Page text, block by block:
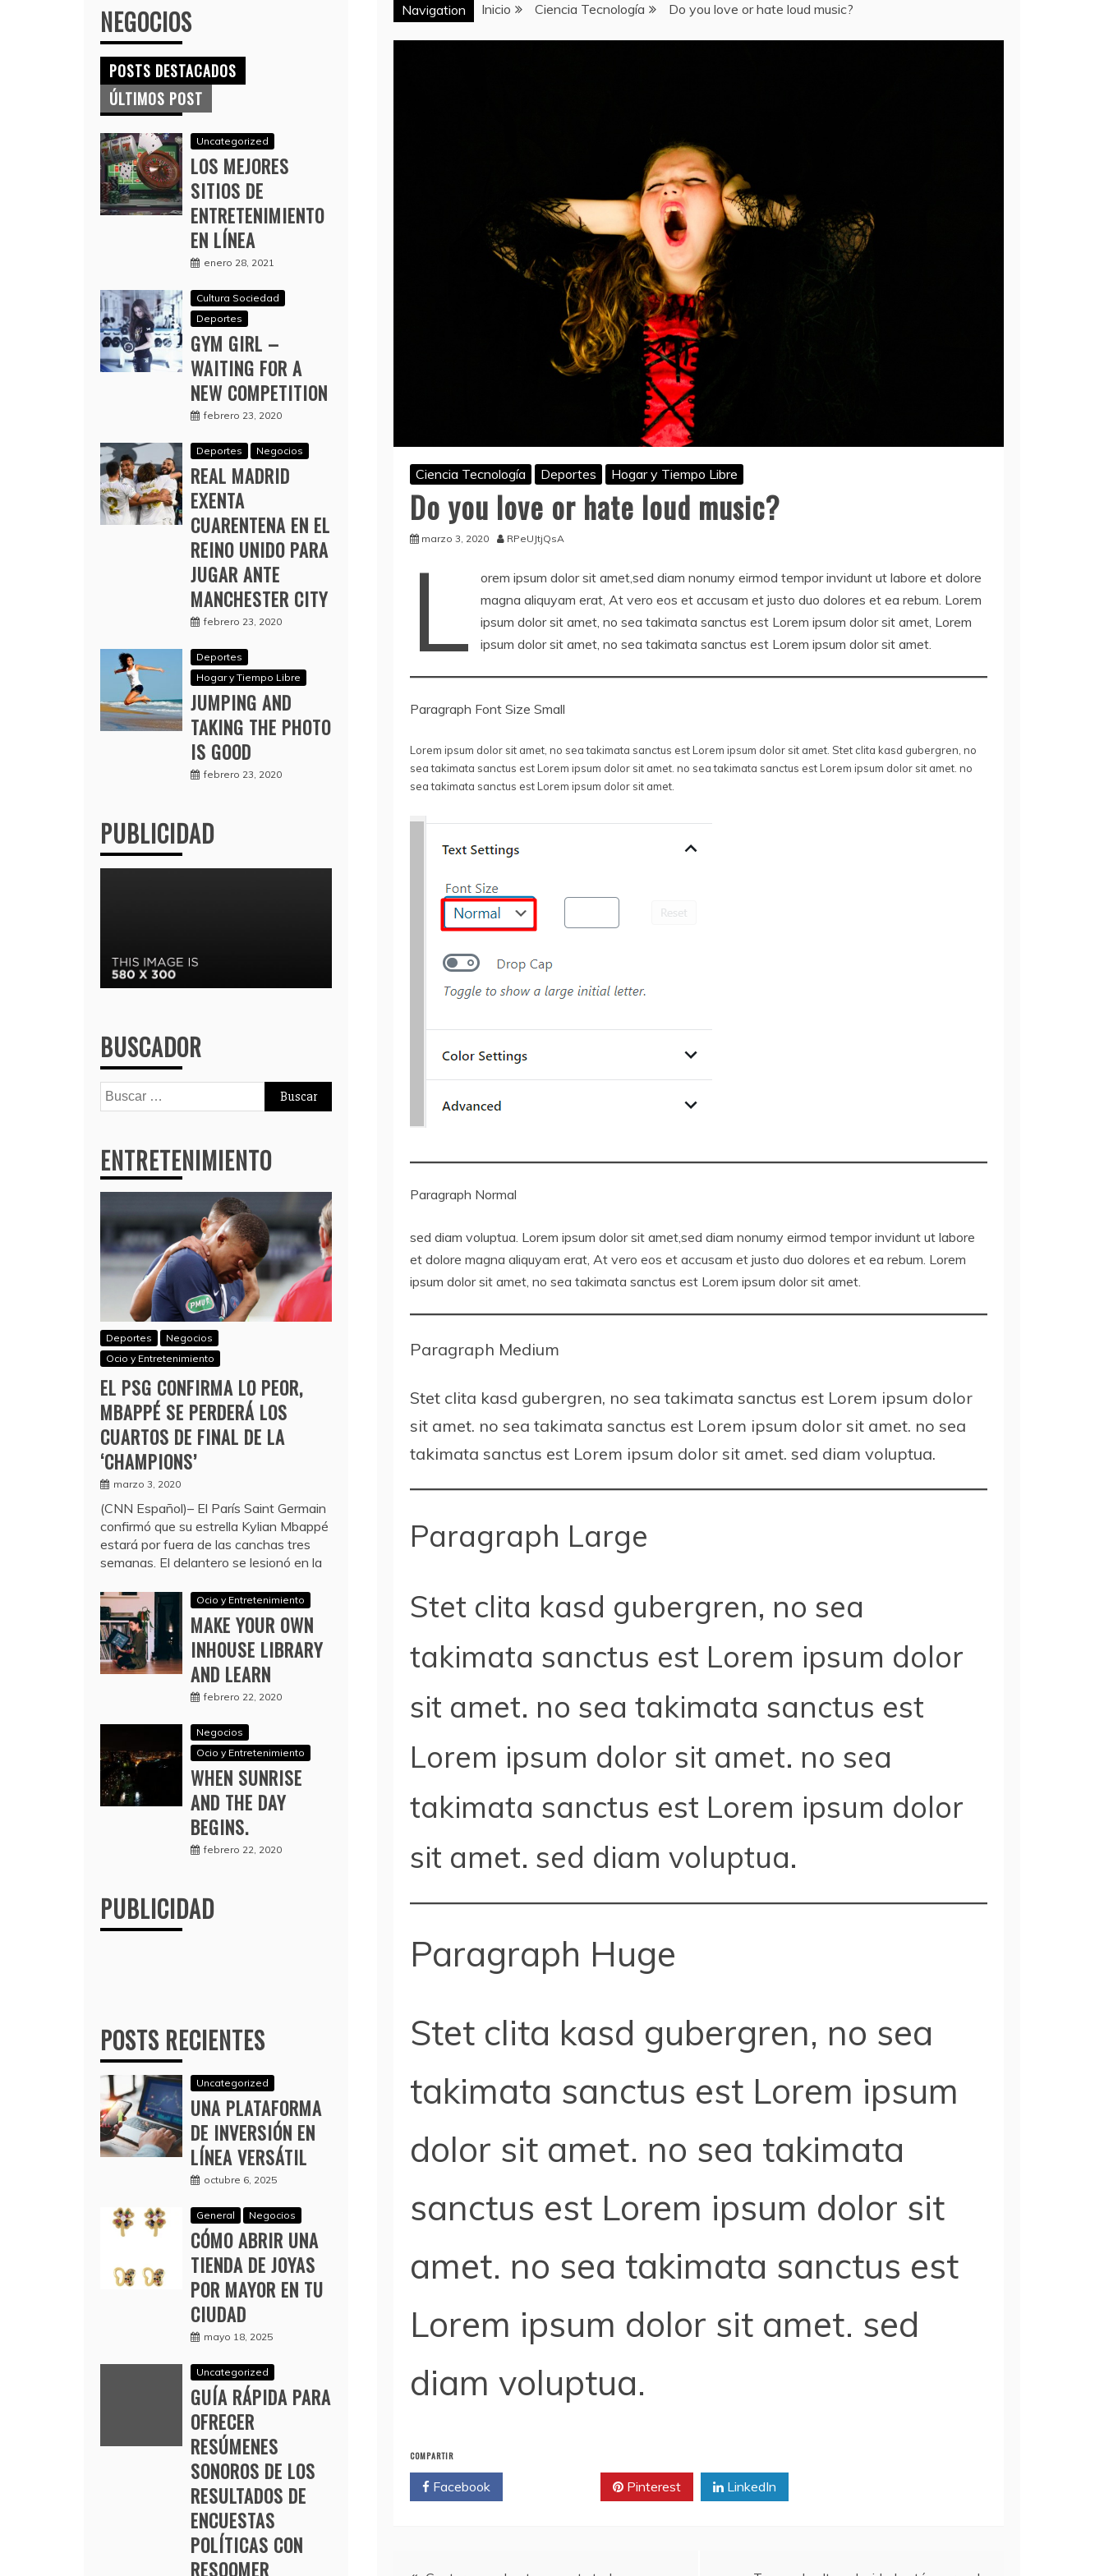
Navigation Inicio Ciencia Tecnología Do you love or hate loud music?
Ciencia Tecnología Deportes Hogar y Tiempo Libre
Do you love or hate loud music?
marzo 3, 2020 RPeUJtjQsA
L
orem ipsum dolor sit amet,sed diam nonumy eirmod tempor invidunt ut labore et dolore
magna aliquyam erat, At vero eos et accusam et justo duo dolores et ea rebum. Lorem
ipsum dolor sit amet, no sea takimata sanctus est Lorem ipsum dolor sit amet, Lorem
ipsum dolor sit amet, no sea takimata sanctus est Lorem ipsum dolor sit amet.
Paragraph Font Size Small
Lorem ipsum dolor sit amet, no sea takimata sanctus est Lorem ipsum dolor sit amet. Stet clita kasd gubergren, no
sea takimata sanctus est Lorem ipsum dolor sit amet. no sea takimata sanctus est Lorem ipsum dolor sit amet. no
sea takimata sanctus est Lorem ipsum dolor sit amet.
Paragraph Normal
sed diam voluptua. Lorem ipsum dolor sit amet,sed diam nonumy eirmod tempor invidunt ut labore
et dolore magna aliquyam erat, At vero eos et accusam et justo duo dolores et ea rebum. Lorem
ipsum dolor sit amet, no sea takimata sanctus est Lorem ipsum dolor sit amet.
Paragraph Medium
Stet clita kasd gubergren, no sea takimata sanctus est Lorem ipsum dolor
sit amet. no sea takimata sanctus est Lorem ipsum dolor sit amet. no sea
takimata sanctus est Lorem ipsum dolor sit amet. sed diam voluptua.
Paragraph Large
Stet clita kasd gubergren, no sea
takimata sanctus est Lorem ipsum dolor
sit amet. no sea takimata sanctus est
Lorem ipsum dolor sit amet. no sea
takimata sanctus est Lorem ipsum dolor
sit amet. sed diam voluptua.
Paragraph Huge
Stet clita kasd gubergren, no sea
takimata sanctus est Lorem ipsum
dolor sit amet. no sea takimata
sanctus est Lorem ipsum dolor sit
amet. no sea takimata sanctus est
Lorem ipsum dolor sit amet. sed
diam voluptua.
COMPARTIR
Facebook Pinterest LinkedIn
NEGOCIOS
POSTS DESTACADOS
ÚLTIMOS POST
Uncategorized
LOS MEJORES
SITIOS DE
ENTRETENIMIENTO
EN LÍNEA
enero 28, 2021
Cultura Sociedad
Deportes
GYM GIRL –
WAITING FOR A
NEW COMPETITION
febrero 23, 2020
Deportes Negocios
REAL MADRID
EXENTA
CUARENTENA EN EL
REINO UNIDO PARA
JUGAR ANTE
MANCHESTER CITY
febrero 23, 2020
Deportes
Hogar y Tiempo Libre
JUMPING AND
TAKING THE PHOTO
IS GOOD
febrero 23, 2020
PUBLICIDAD
BUSCADOR
Buscar:
ENTRETENIMIENTO
Deportes
Negocios
Ocio y Entretenimiento
EL PSG CONFIRMA LO PEOR,
MBAPPÉ SE PERDERÁ LOS
CUARTOS DE FINAL DE LA
‘CHAMPIONS’
marzo 3, 2020
(CNN Español)– El París Saint Germain
confirmó que su estrella Kylian Mbappé
estará por fuera de las canchas tres
semanas. El delantero se lesionó en la
Ocio y Entretenimiento
MAKE YOUR OWN
INHOUSE LIBRARY
AND LEARN
febrero 22, 2020
Negocios
Ocio y Entretenimiento
WHEN SUNRISE
AND THE DAY
BEGINS.
febrero 22, 2020
PUBLICIDAD
POSTS RECIENTES
Uncategorized
UNA PLATAFORMA
DE INVERSIÓN EN
LÍNEA VERSÁTIL
octubre 6, 2025
General Negocios
CÓMO ABRIR UNA
TIENDA DE JOYAS
POR MAYOR EN TU
CIUDAD
mayo 18, 2025
Uncategorized
GUÍA RÁPIDA PARA
OFRECER
RESÚMENES
SONOROS DE LOS
RESULTADOS DE
ENCUESTAS
POLÍTICAS CON
RESOOMER